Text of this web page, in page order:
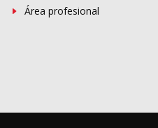
Área profesional